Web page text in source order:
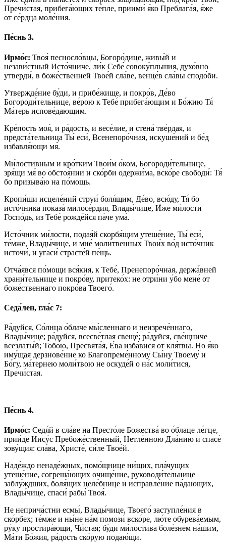
Пречи́стая, прибега́ющих те́пле, приими́ я́ко Преблага́я, я́же
от се́рдца моле́ния.
Пе́снь 3.
Ирмо́с: Твоя́ песносло́вцы, Богоро́дице, живы́й и
незави́стный Исто́чниче, ли́к Себе́ совоку́пльшия, духо́вно
утверди́, в боже́ственней Твое́й сла́ве, венце́в сла́вы сподо́би.
Утвержде́ние бу́ди, и прибе́жище, и покро́в, Де́во
Богороди́тельнице, ве́рою к Тебе́ прибега́ющим и Бо́жию Тя́
Ма́терь испове́дающим.
Кре́пость моя́, и ра́дость, и весе́лие, и стена́ тве́рдая, и
предста́тельница Ты́ еси́, Всенепоро́чная, искуше́ний и бе́д
избавля́ющи мя́.
Ми́лостивным и кро́тким Твои́м о́ком, Богороди́тельнице,
зря́щи мя́ во обстоя́нии и ско́рби одержи́ма, вско́ре свободи́: Тя́
бо призыва́ю на по́мощь.
Кропи́ши исцеле́ний струи́ боля́щим, Де́во, всю́ду, Тя́ бо
исто́чника показа́ милосе́рдия, Влады́чице, И́же ми́лости
Госпо́дь, из Тебе́ рожде́йся па́че ума́.
Исто́чник ми́лости, подая́й скорбя́щим утеше́ние, Ты́ еси́,
те́мже, Влады́чице, и мне́ моли́твенных Твои́х во́д исто́чник
источи́, и угаси́ страсте́й пе́щь.
Отча́явся по́мощи вся́кия, к Тебе́, Пренепоро́чная, держа́вней
храни́тельнице и покро́ву, притеко́х: не отри́ни у́бо мене́ от
боже́ственнаго покро́ва Твоего́.
Седа́лен, гла́с 7:
Ра́дуйся, Со́лнца о́блаче мы́сленнаго и неизрече́ннаго,
Влады́чице; ра́дуйся, всесве́тлая свеще́; ра́дуйся, све́щниче
всезлаты́й; Тобо́ю, Пресвята́я, Е́ва изба́вися от кля́твы. Но я́ко
иму́щая дерзнове́ние ко Благопреме́нному Сы́ну Твоему́ и
Бо́гу, ма́тернею моли́твою не оскуде́й о на́с моли́тися,
Пречи́стая.
Пе́снь 4.
Ирмо́с: Седя́й в сла́ве на Престо́ле Божества́ во о́блаце ле́гце,
прии́де Иису́с Пребоже́ственный, Нетле́нною Дла́нию и спасе́
зову́щия: сла́ва, Христе́, си́ле Твое́й.
Наде́ждо ненаде́жных, помо́щнице ни́щих, пла́чущих
утеше́ние, согреша́ющих очище́ние, руководи́тельнице
заблу́ждших, боля́щих целе́бнице и исправле́ние па́дающих,
Влады́чице, спаси́ рабы́ Твоя́.
Не неприча́стни есмы́, Влады́чице, Твоего́ заступле́ния в
ско́рбех; те́мже и ны́не на́м помози́ вско́ре, лю́те обурева́емым,
ру́ку простира́ющи, Чи́стая; бу́ди ми́лостива боле́знем на́шим,
Ма́ти Бо́жия, ра́дость ско́рую подаю́щи.